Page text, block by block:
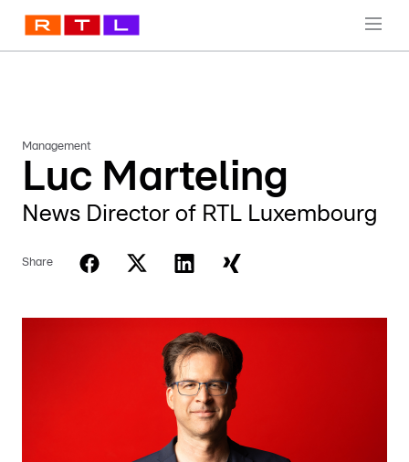
Management
Luc Marteling
News Director of RTL Luxembourg
Share